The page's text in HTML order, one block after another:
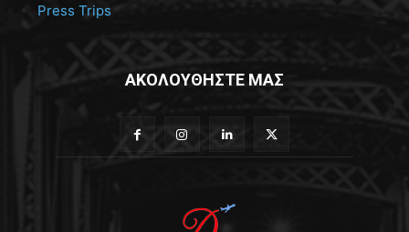
Press Trips
ΑΚΟΛΟΥΘΗΣΤΕ ΜΑΣ